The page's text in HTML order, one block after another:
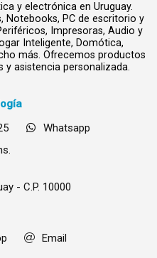
y electrónica en Uruguay.
Notebooks, PC de escritorio y
Impresoras, Audio y
Inteligente, Domótica,
más. Ofrecemos productos
asistencia personalizada.
Whatsapp
- C.P. 10000
Email